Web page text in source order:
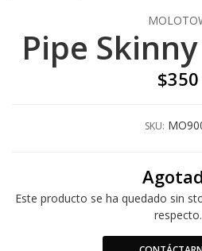
Pipe
$350
SKU:
Este producto se ha quedado sin
respecto.